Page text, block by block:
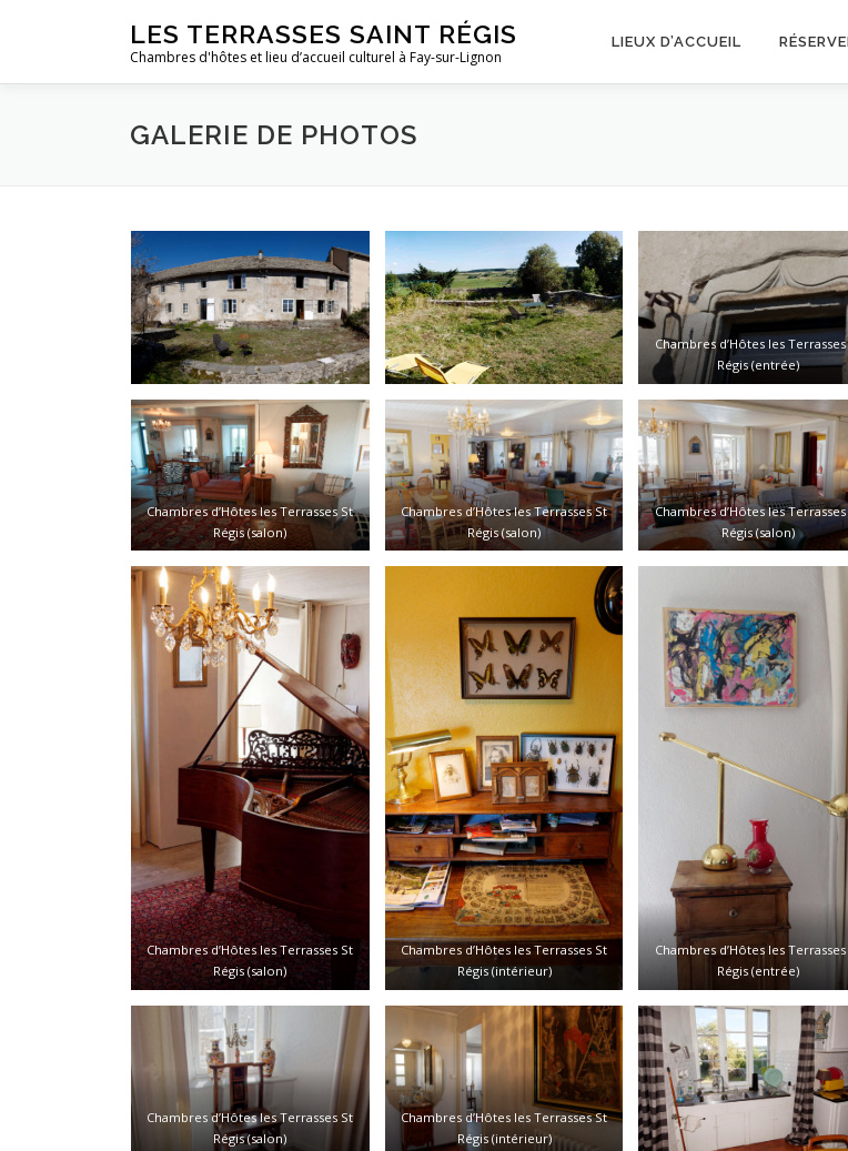
LES TERRASSES SAINT RÉGIS
Chambres d'hôtes et lieu d’accueil culturel à Fay-sur-Lignon
LIEUX D’ACCUEIL
GALERIE DE PHOTOS
Chambres d’Hôtes les
Régis (entrée)
Chambres d’Hôtes les Terrasses St
Régis (salon)
Chambres d’Hôtes les Terrasses St
Régis (salon)
Chambres d’Hôtes les Terrasses
Régis (salon)
Chambres d’Hôtes les Terrasses St
Régis (salon)
Chambres d’Hôtes les Terrasses St
Régis (intérieur)
Chambres d’Hôtes les
Régis (entrée)
Chambres d’Hôtes les Terrasses St
Régis (salon)
Chambres d’Hôtes les Terrasses St
Régis (intérieur)